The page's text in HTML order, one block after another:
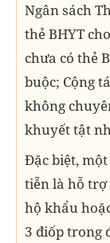
Ngân sách
thẻ BHYT
chưa có thẻ
buộc; Cộng
không
khuyết tật
Đặc biệt,
tiễn là hỗ trợ
hộ khẩu
3 điốp trong